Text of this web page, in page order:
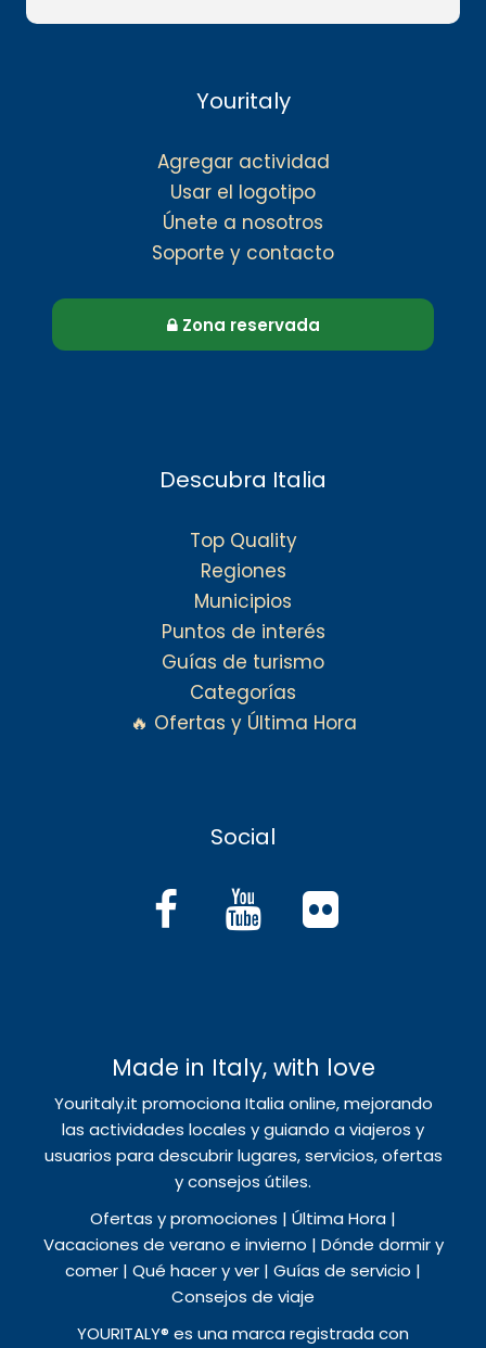
Youritaly
Agregar actividad
Usar el logotipo
Únete a nosotros
Soporte y contacto
Zona reservada
Descubra Italia
Top Quality
Regiones
Municipios
Puntos de interés
Guías de turismo
Categorías
🔥 Ofertas y Última Hora
Social
Made in Italy, with love
Youritaly.it promociona Italia online, mejorando
las actividades locales y guiando a viajeros y
usuarios para descubrir lugares, servicios, ofertas
y consejos útiles.
Ofertas y promociones | Última Hora |
Vacaciones de verano e invierno | Dónde dormir y
comer | Qué hacer y ver | Guías de servicio |
Consejos de viaje
YOURITALY® es una marca registrada con